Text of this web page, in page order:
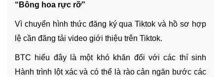
“Bông hoa rực rỡ”
Vì chuyển hình thức đăng ký qua Tiktok và hồ sơ hợp
lệ cần đăng tải video giới thiệu trên Tiktok.
BTC hiểu đây là một khó khăn đối với các thí sinh
Hành trình lột xác và có thể là rào cản ngăn bước các